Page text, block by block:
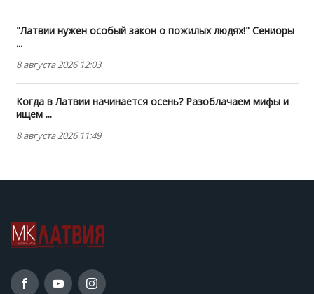
"Латвии нужен особый закон о пожилых людях!" Сениоры
...
8 августа 2026 12:03
Когда в Латвии начинается осень? Разоблачаем мифы и
ищем ...
8 августа 2026 11:49